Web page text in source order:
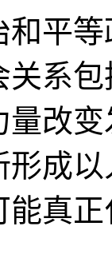
和平
关系
量改
形成
能真